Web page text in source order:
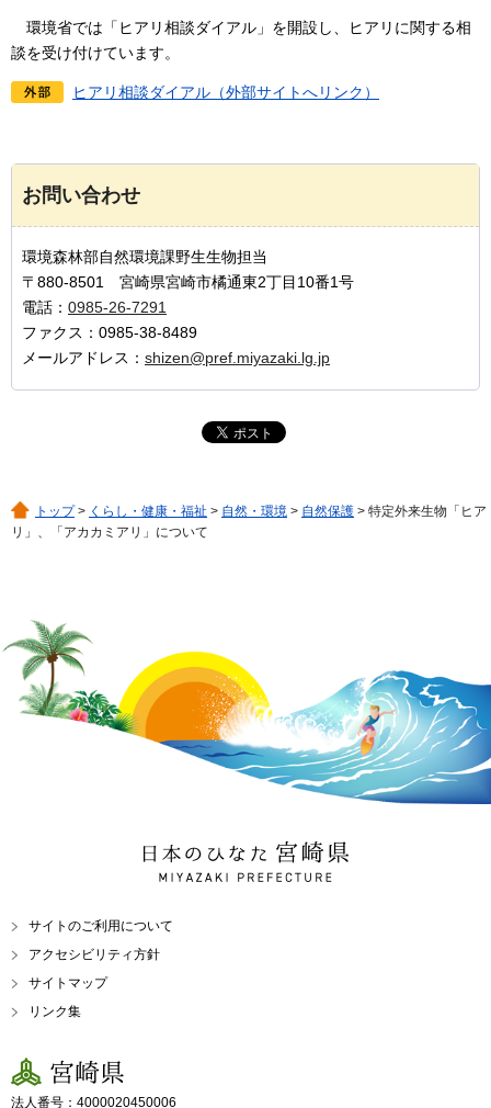
環境省では「ヒアリ相談ダイアル」を開設し、ヒアリに関する相
談を受け付けています。
ヒアリ相談ダイアル（外部サイトへリンク）
お問い合わせ
環境森林部自然環境課野生生物担当
〒880-8501 宮崎県宮崎市橘通東2丁目10番1号
電話： 0985-26-7291
ファクス：0985-38-8489
メールアドレス： shizen@pref.miyazaki.lg.jp
トップ> くらし・健康・福祉 > 自然・環境 > 自然保護 > 特定外来生物「ヒア
リ」、「アカカミアリ」について
日本のひなた 宮崎県
MIYAZAKI PREFECTURE
サイトのご利用について
アクセシビリティ方針
サイトマップ
リンク集
宮崎県
法人番号：4000020450006